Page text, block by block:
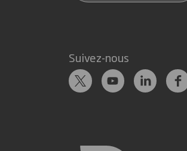
Suivez-nous